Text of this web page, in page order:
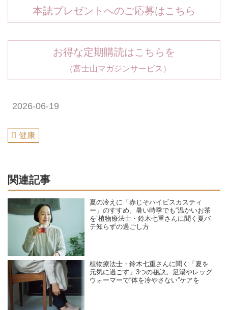
本誌プレゼントへのご応募はこちら
お得な定期購読はこちらを
（富士山マガジンサービス）
2026-06-19
健康
関連記事
夏の冷えに「赤じそハイビスカスティ
ー」のすすめ。暑い時季でも“温かいお茶
を”植物療法士・鈴木七重さんに聞く夏バ
テ知らずの過ごし方
植物療法士・鈴木七重さんに聞く「夏を
元気に過ごす」3つの秘訣。足湯やレッグ
ウォーマーで“体を冷やさない”ケアを